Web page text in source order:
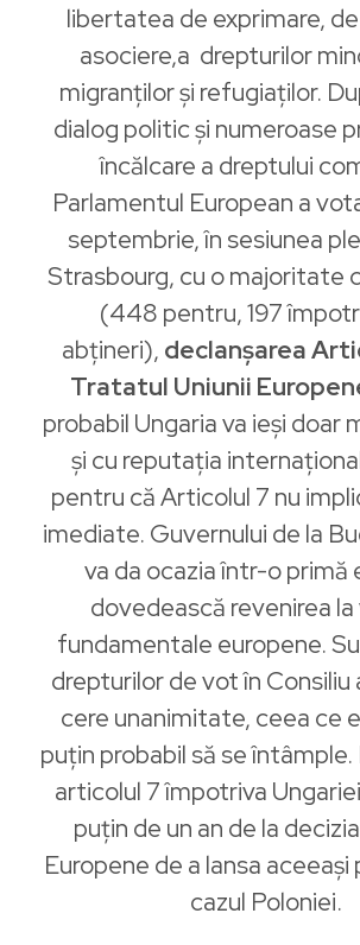
libertatea de exprimare,
asociere,a drepturilor
migranților și refugiaților.
dialog politic și numeroase
încălcare a dreptului
Parlamentul European a
septembrie, în sesiunea
Strasbourg, cu o majoritate
(448 pentru, 197
abțineri), declanșarea
Tratatul Uniunii
probabil Ungaria va ieși doar
și cu reputația
pentru că Articolul 7 nu
imediate. Guvernului de la
va da ocazia într-o primă
dovedească revenirea la
fundamentale europene.
drepturilor de vot în Consiliu
cere unanimitate, ceea ce
puțin probabil să se întâmple.
articolul 7 împotriva
puțin de un an de la
Europene de a lansa aceeași
cazul Poloniei.